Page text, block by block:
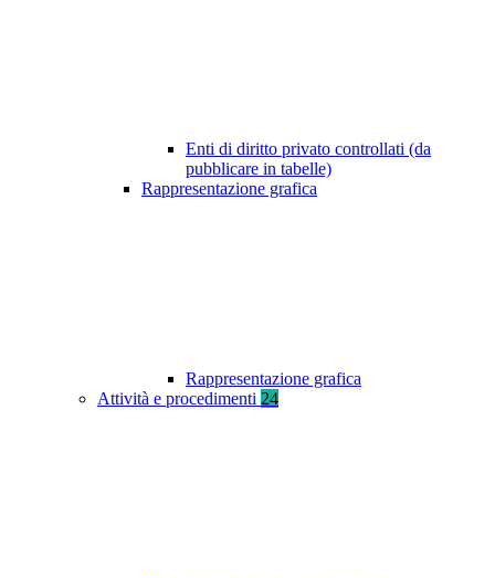
Enti di diritto privato controllati (da
pubblicare in tabelle)
Rappresentazione grafica
Rappresentazione grafica
Attività e procedimenti 24